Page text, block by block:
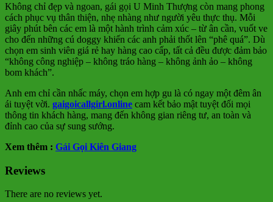
Không chỉ đẹp và ngoan, gái gọi U Minh Thượng còn mang phong
cách phục vụ thân thiện, nhẹ nhàng như người yêu thực thụ. Mỗi
giây phút bên các em là một hành trình cảm xúc – từ ân cần, vuốt ve
cho đến những cú doggy khiến các anh phải thốt lên “phê quá”. Dù
chọn em sinh viên giá rẻ hay hàng cao cấp, tất cả đều được đảm bảo
“không công nghiệp – không tráo hàng – không ảnh ảo – không
bom khách”.
Anh em chỉ cần nhấc máy, chọn em hợp gu là có ngay một đêm ân
ái tuyệt vời. gaigoicallgirl.online cam kết bảo mật tuyệt đối mọi
thông tin khách hàng, mang đến không gian riêng tư, an toàn và
đỉnh cao của sự sung sướng.
Xem thêm : Gái Gọi Kiên Giang
Reviews
There are no reviews yet.